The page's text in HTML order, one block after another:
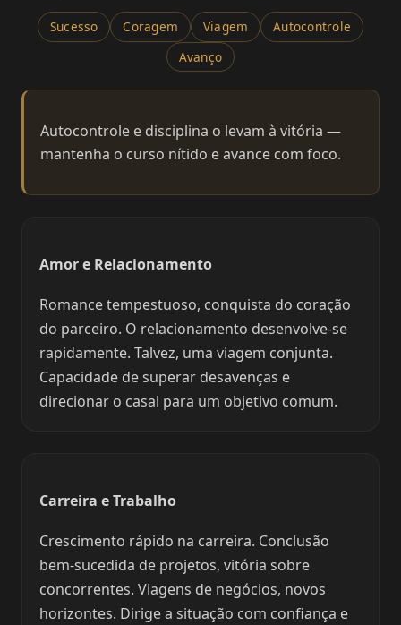
Sucesso Coragem Viagem
Autocontrole
Avanço
Autocontrole e disciplina o levam à vitória —
mantenha o curso nítido e avance com foco.
Amor e Relacionamento
Romance tempestuoso, conquista do coração
do parceiro. O relacionamento desenvolve-se
rapidamente. Talvez, uma viagem conjunta.
Capacidade de superar desavenças e
direcionar o casal para um objetivo comum.
Carreira e Trabalho
Crescimento rápido na carreira. Conclusão
bem-sucedida de projetos, vitória sobre
concorrentes. Viagens de negócios, novos
horizontes. Dirige a situação com confiança e